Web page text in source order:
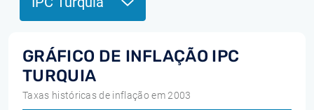
GRÁFICO DE INFLAÇÃO IPC
TURQUIA
Taxas históricas de inflação em 2003